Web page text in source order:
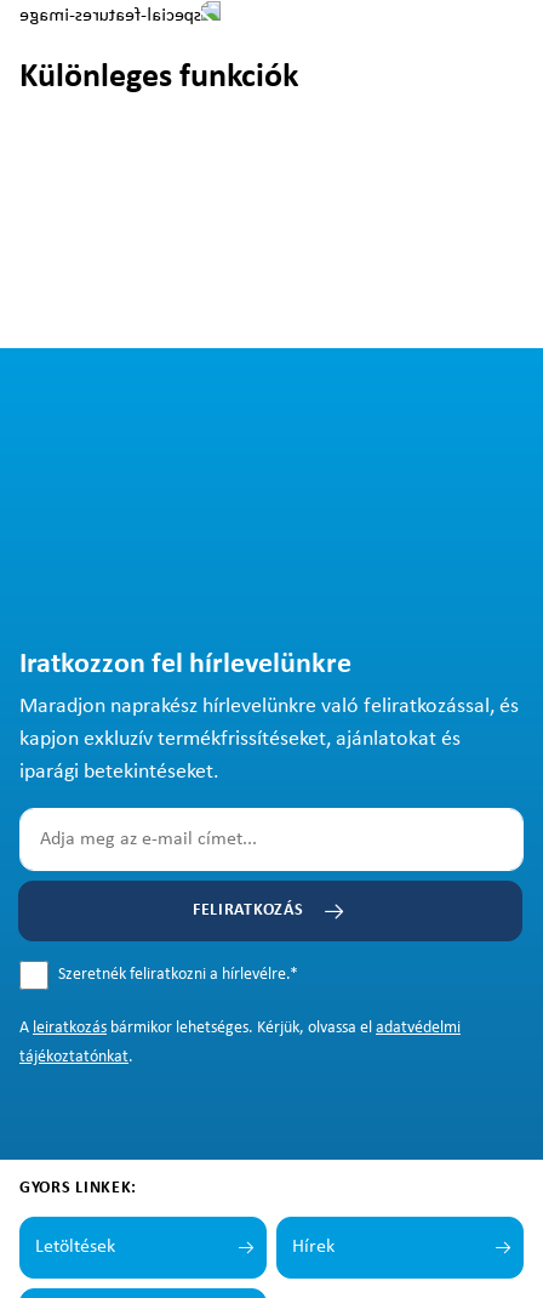
Különleges funkciók
Iratkozzon fel hírlevelünkre
Maradjon naprakész hírlevelünkre való feliratkozással, és
kapjon exkluzív termékfrissítéseket, ajánlatokat és
iparági betekintéseket.
FELIRATKOZÁS
Szeretnék feliratkozni a hírlevélre.*
A leiratkozás bármikor lehetséges. Kérjük, olvassa el adatvédelmi
tájékoztatónkat.
GYORS LINKEK:
Letöltések Hírek